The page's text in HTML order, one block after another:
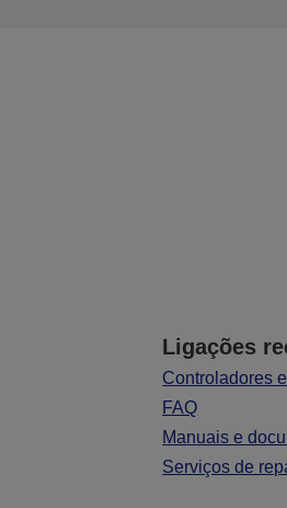
Ligações
Controladores
FAQ
Manuais e
Serviços de